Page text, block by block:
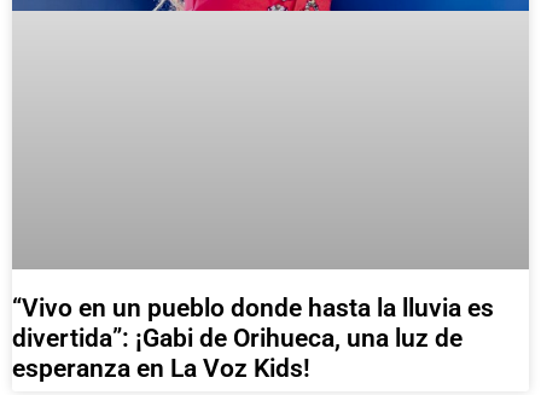
“Vivo en un pueblo donde hasta la lluvia es
divertida”: ¡Gabi de Orihueca, una luz de
esperanza en La Voz Kids!